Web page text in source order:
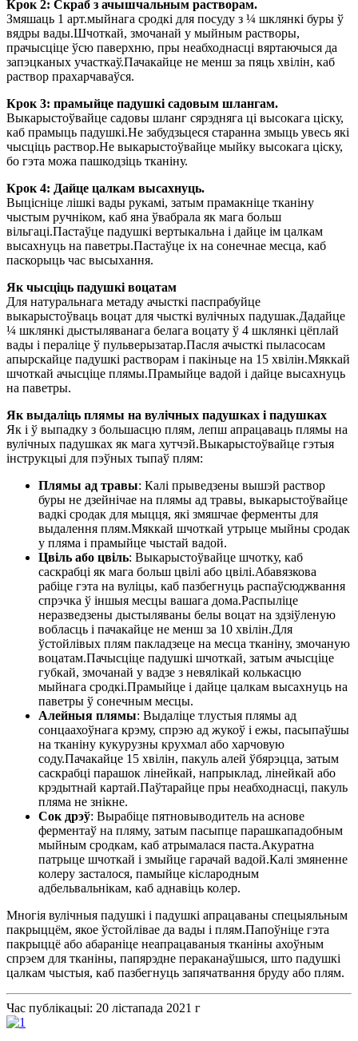
Крок 2: Скраб з ачышчальным растворам.
Змяшаць 1 арт.мыйнага сродкі для посуду з ¼ шклянкі буры ў
вядры вады.Шчоткай, змочанай у мыйным растворы,
прачысціце ўсю паверхню, пры неабходнасці вяртаючыся да
запэцканых участкаў.Пачакайце не менш за пяць хвілін, каб
раствор прахарчаваўся.
Крок 3: прамыйце падушкі садовым шлангам.
Выкарыстоўвайце садовы шланг сярэдняга ці высокага ціску,
каб прамыць падушкі.Не забудзьцеся старанна змыць увесь які
чысціць раствор.Не выкарыстоўвайце мыйку высокага ціску,
бо гэта можа пашкодзіць тканіну.
Крок 4: Дайце цалкам высахнуць.
Выцісніце лішкі вады рукамі, затым прамакніце тканіну
чыстым ручніком, каб яна ўвабрала як мага больш
вільгаці.Пастаўце падушкі вертыкальна і дайце ім цалкам
высахнуць на паветры.Пастаўце іх на сонечнае месца, каб
паскорыць час высыхання.
Як чысціць падушкі воцатам
Для натуральнага метаду ачысткі паспрабуйце
выкарыстоўваць воцат для чысткі вулічных падушак.Дадайце
¼ шклянкі дыстыляванага белага воцату ў 4 шклянкі цёплай
вады і пераліце ​​ў пульверызатар.Пасля ачысткі пыласосам
апырскайце падушкі растворам і пакіньце на 15 хвілін.Мяккай
шчоткай ачысціце плямы.Прамыйце вадой і дайце высахнуць
на паветры.
Як выдаліць плямы на вулічных падушках і падушках
Як і ў выпадку з большасцю плям, лепш апрацаваць плямы на
вулічных падушках як мага хутчэй.Выкарыстоўвайце гэтыя
інструкцыі для пэўных тыпаў плям:
Плямы ад травы: Калі прыведзены вышэй раствор
буры не дзейнічае на плямы ад травы, выкарыстоўвайце
вадкі сродак для мыцця, які змяшчае ферменты для
выдалення плям.Мяккай шчоткай утрыце мыйны сродак
у пляма і прамыйце чыстай вадой.
Цвіль або цвіль: Выкарыстоўвайце шчотку, каб
саскрабці як мага больш цвілі або цвілі.Абавязкова
рабіце гэта на вуліцы, каб пазбегнуць распаўсюджвання
спрэчка ў іншыя месцы вашага дома.Распыліце
неразведзены дыстыляваны белы воцат на здзіўленую
вобласць і пачакайце не менш за 10 хвілін.Для
ўстойлівых плям пакладзеце на месца тканіну, змочаную
воцатам.Пачысціце падушкі шчоткай, затым ачысціце
губкай, змочанай у вадзе з невялікай колькасцю
мыйнага сродкі.Прамыйце і дайце цалкам высахнуць на
паветры ў сонечным месцы.
Алейныя плямы: Выдаліце ​​тлустыя плямы ад
сонцаахоўнага крэму, спрэю ад жукоў і ежы, пасыпаўшы
на тканіну кукурузны крухмал або харчовую
соду.Пачакайце 15 хвілін, пакуль алей ўбярэцца, затым
саскрабці парашок лінейкай, напрыклад, лінейкай або
крэдытнай картай.Паўтарайце пры неабходнасці, пакуль
пляма не знікне.
Сок дрэў: Вырабіце пятновыводитель на аснове
ферментаў на пляму, затым пасыпце парашкападобным
мыйным сродкам, каб атрымалася паста.Акуратна
патрыце шчоткай і змыйце гарачай вадой.Калі змяненне
колеру засталося, памыйце кіслародным
адбельвальнікам, каб аднавіць колер.
Многія вулічныя падушкі і падушкі апрацаваны спецыяльным
пакрыццём, якое ўстойлівае да вады і плям.Папоўніце гэта
пакрыццё або абараніце неапрацаваныя тканіны ахоўным
спрэем для тканіны, папярэдне пераканаўшыся, што падушкі
цалкам чыстыя, каб пазбегнуць запячатвання бруду або плям.
Час публікацыі: 20 лістапада 2021 г